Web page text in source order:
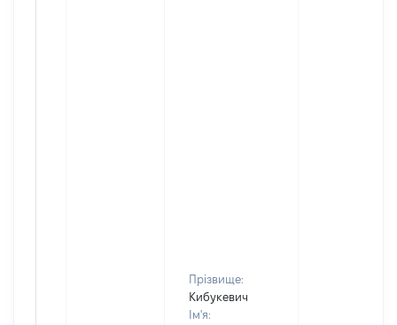
Прізвище:
Кибукевич
Ім'я: